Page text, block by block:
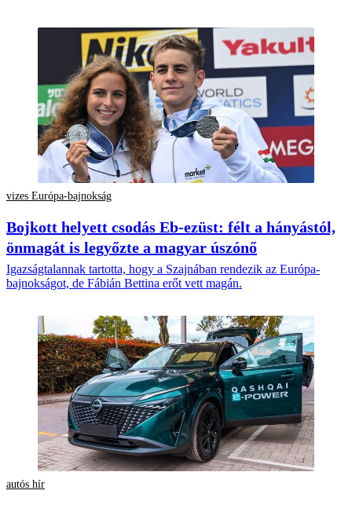
vizes Európa-bajnokság
Bojkott helyett csodás Eb-ezüst: félt a hányástól,
önmagát is legyőzte a magyar úszónő
Igazságtalannak tartotta, hogy a Szajnában rendezik az Európa-
bajnokságot, de Fábián Bettina erőt vett magán.
autós hír